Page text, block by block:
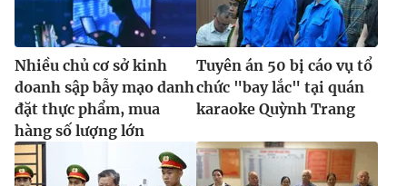
Nhiều chủ cơ sở kinh
doanh sập bẫy mạo danh
đặt thực phẩm, mua
hàng số lượng lớn
Tuyên án 50 bị cáo vụ tổ
chức "bay lắc" tại quán
karaoke Quỳnh Trang